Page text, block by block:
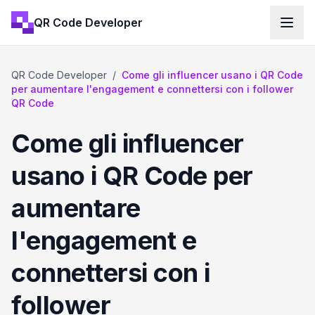
QR Code Developer
QR Code Developer / Come gli influencer usano i QR Code
per aumentare l'engagement e connettersi con i follower
QR Code
Come gli influencer
usano i QR Code per
aumentare
l'engagement e
connettersi con i
follower